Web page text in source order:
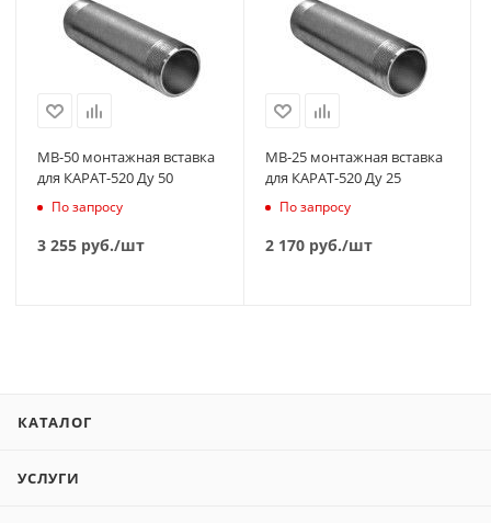
МВ-50 монтажная вставка
для КАРАТ-520 Ду 50
По запросу
3 255 руб./шт
МВ-25 монтажная вставка
для КАРАТ-520 Ду 25
По запросу
2 170руб./шт
КАТАЛОГ
УСЛУГИ